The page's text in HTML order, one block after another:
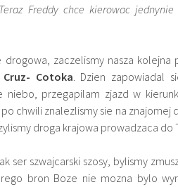
Freddy chce kierowac jednynie
drogowa, zaczelismy nasza
Cotoka. Dzien zapowiadal
przegapilam zjazd w
chwili znalezlismy sie na
droga krajowa prowadzaca do
ser szwajcarski szosy, bylismy
bron Boze nie mozna bylo